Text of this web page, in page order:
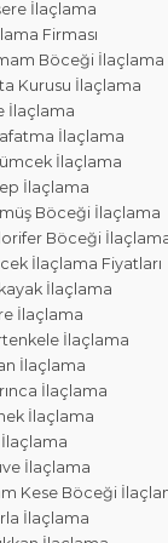
İlaçlama
Firması
Böceği İlaçlama
Kurusu İlaçlama
İlaçlama
İlaçlama
İlaçlama
İlaçlama
Böceği İlaçlama
Böceği
İlaçlama Fiyatları
İlaçlama
İlaçlama
İlaçlama
İlaçlama
İlaçlama
İlaçlama
İlaçlama
İlaçlama
Kese Böceği
İlaçlama